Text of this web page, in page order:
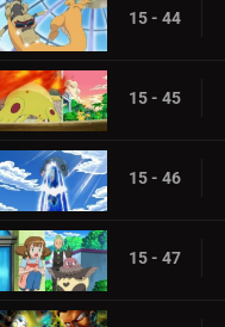
15 - 44
15 - 45
15 - 46
15 - 47